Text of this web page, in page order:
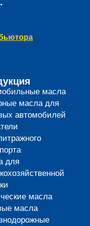
масла
масла для
автомобилей
для
масла
масла